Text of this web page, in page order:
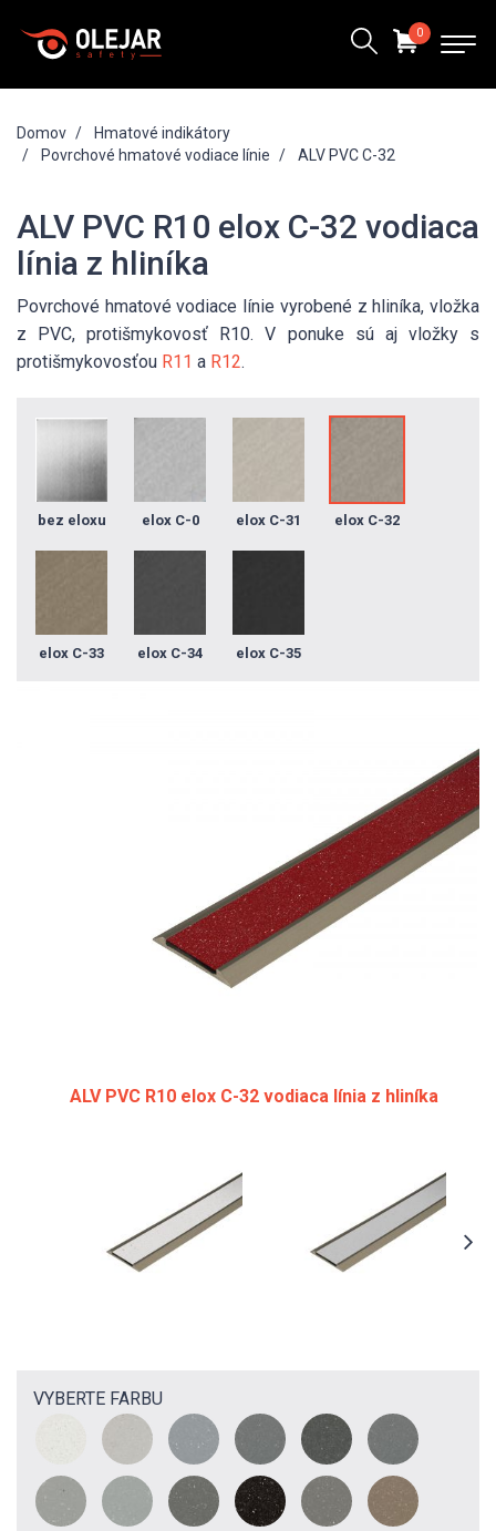
Domov
Hmatové indikátory
Povrchové hmatové vodiace línie
ALV PVC C-32
ALV PVC R10 elox C-32 vodiaca
línia z hliníka
Povrchové hmatové vodiace línie vyrobené z hliníka, vložka
z PVC, protišmykovosť R10. V ponuke sú aj vložky s
protišmykovosťou R11 a R12.
bez eloxu elox C-0 elox C-31 elox C-32
elox C-33 elox C-34 elox C-35
ALV PVC R10 elox C-32 vodiaca línia z hliníka
VYBERTE FARBU
0